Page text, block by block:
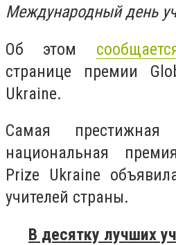
Международный день
Об этом
странице премии
Ukraine.
Самая престижная
национальная
Prize Ukraine
учителей страны.
В десятку лучших